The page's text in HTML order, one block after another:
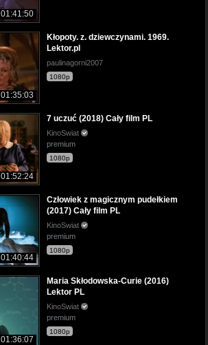
01:41:50
01:35:03
Kłopoty. z. dziewczynami. 1969.
Lektor.pl
paulinagorni2007
1080p
01:52:24
7 uczuć (2018) Cały film PL
KinoSwiat
premium
1080p
01:40:44
Człowiek z magicznym pudełkiem
(2017) Cały film PL
KinoSwiat
premium
1080p
01:36:07
Maria Skłodowska-Curie (2016)
Lektor PL
KinoSwiat
premium
1080p